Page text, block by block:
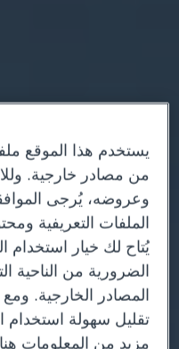
يستخدم هذا الموقع
من مصادر خارجية.
وعروضه، يُرجى
الملفات التعريفية
يُتاح لك خيار استخدام
الضرورية من الناحية
المصادر الخارجية.
تقليل سهولة استخدام
مزيد من المعلومات